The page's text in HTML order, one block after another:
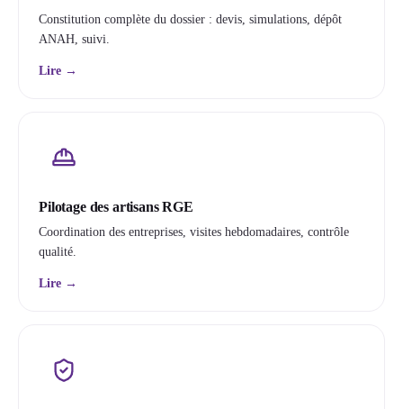
Constitution complète du dossier : devis, simulations, dépôt
ANAH, suivi.
Lire →
Pilotage des artisans RGE
Coordination des entreprises, visites hebdomadaires, contrôle
qualité.
Lire →